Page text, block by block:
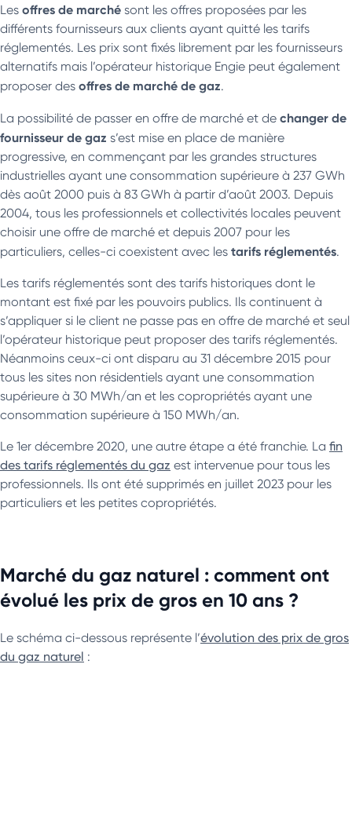
Les offres de marché sont les offres proposées par les
différents fournisseurs aux clients ayant quitté les tarifs
réglementés. Les prix sont fixés librement par les fournisseurs
alternatifs mais l’opérateur historique Engie peut également
proposer des offres de marché de gaz.
La possibilité de passer en offre de marché et de changer de
fournisseur de gaz s’est mise en place de manière
progressive, en commençant par les grandes structures
industrielles ayant une consommation supérieure à 237 GWh
dès août 2000 puis à 83 GWh à partir d’août 2003. Depuis
2004, tous les professionnels et collectivités locales peuvent
choisir une offre de marché et depuis 2007 pour les
particuliers, celles-ci coexistent avec les tarifs réglementés.
Les tarifs réglementés sont des tarifs historiques dont le
montant est fixé par les pouvoirs publics. Ils continuent à
s’appliquer si le client ne passe pas en offre de marché et seul
l’opérateur historique peut proposer des tarifs réglementés.
Néanmoins ceux-ci ont disparu au 31 décembre 2015 pour
tous les sites non résidentiels ayant une consommation
supérieure à 30 MWh/an et les copropriétés ayant une
consommation supérieure à 150 MWh/an.
Le 1er décembre 2020, une autre étape a été franchie. La fin
des tarifs réglementés du gaz est intervenue pour tous les
professionnels. Ils ont été supprimés en juillet 2023 pour les
particuliers et les petites copropriétés.
Marché du gaz naturel : comment ont
évolué les prix de gros en 10 ans ?
Le schéma ci-dessous représente l’évolution des prix de gros
du gaz naturel :